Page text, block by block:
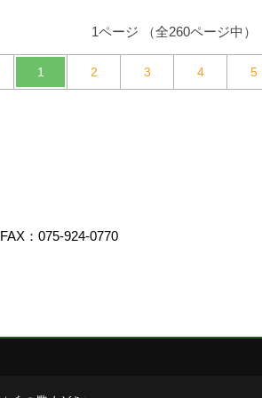
1ページ （全260ページ中）
1 2 3 4 5
FAX：075-924-0770